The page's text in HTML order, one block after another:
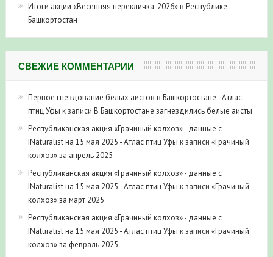
Итоги акции «Весенняя перекличка-2026» в Республике
Башкортостан
СВЕЖИЕ КОММЕНТАРИИ
Первое гнездование белых аистов в Башкортостане - Атлас
птиц Уфы к записи В Башкортостане загнездились белые аисты
Республиканская акция «Грачиный колхоз» - данные с
INaturalist на 15 мая 2025 - Атлас птиц Уфы к записи «Грачиный
колхоз» за апрель 2025
Республиканская акция «Грачиный колхоз» - данные с
INaturalist на 15 мая 2025 - Атлас птиц Уфы к записи «Грачиный
колхоз» за март 2025
Республиканская акция «Грачиный колхоз» - данные с
INaturalist на 15 мая 2025 - Атлас птиц Уфы к записи «Грачиный
колхоз» за февраль 2025